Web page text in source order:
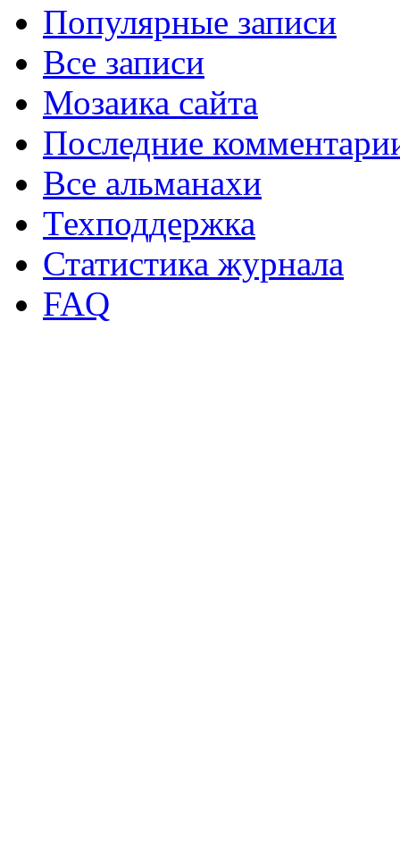
Популярные записи
Все записи
Мозаика сайта
Последние
Все альманахи
Техподдержка
Статистика журнала
FAQ